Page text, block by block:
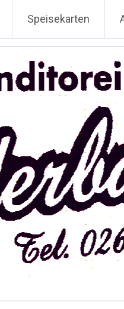
Speisekarten